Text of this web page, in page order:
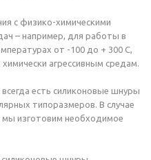
с физико-химическими
– например, для работы в
от -100 до + 300 С,
агрессивным средам.
есть силиконовые шнуры
типоразмеров. В случае
мы изготовим необходимое